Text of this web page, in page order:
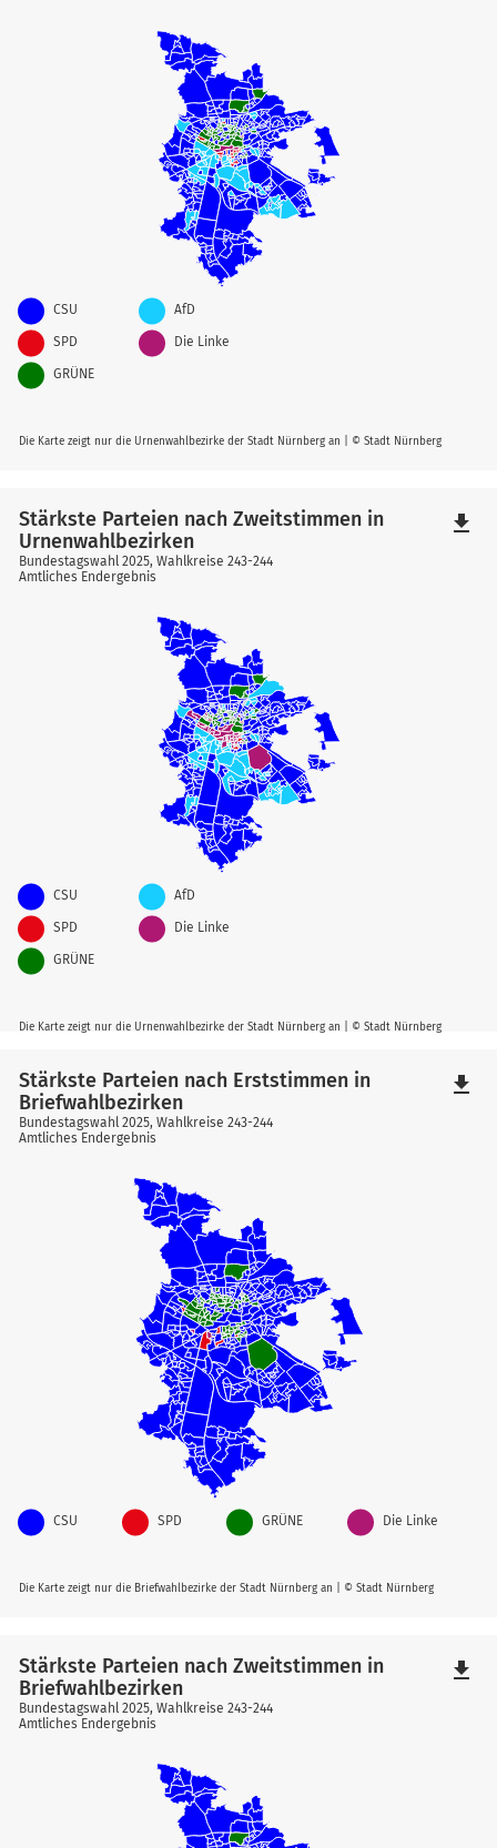
Die Karte zeigt nur die Urnenwahlbezirke der Stadt Nürnberg an | © Stadt Nürnberg
CSU
SPD
GRÜNE
AfD
Die Linke
Die Karte zeigt nur die Urnenwahlbezirke der Stadt Nürnberg an | © Stadt Nürnberg
Stärkste Parteien nach Zweitstimmen in
Urnenwahlbezirken
Bundestagswahl 2025, Wahlkreise 243-244
Amtliches Endergebnis
CSU
SPD
GRÜNE
AfD
Die Linke
file_download
Die Karte zeigt nur die Briefwahlbezirke der Stadt Nürnberg an | © Stadt Nürnberg
Stärkste Parteien nach Erststimmen in
Briefwahlbezirken
Bundestagswahl 2025, Wahlkreise 243-244
Amtliches Endergebnis
CSU SPD GRÜNE Die Linke
file_download
Stärkste Parteien nach Zweitstimmen in
Briefwahlbezirken
Bundestagswahl 2025, Wahlkreise 243-244
Amtliches Endergebnis
file_download